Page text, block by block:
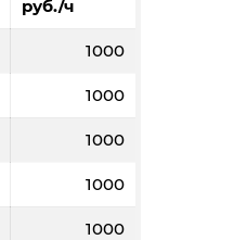
руб./ч
1000
1000
1000
1000
1000